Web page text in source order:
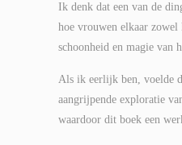
Ik denk dat een van de
hoe vrouwen elkaar
schoonheid en magie van
Als ik eerlijk ben, voelde
aangrijpende exploratie
waardoor dit boek een